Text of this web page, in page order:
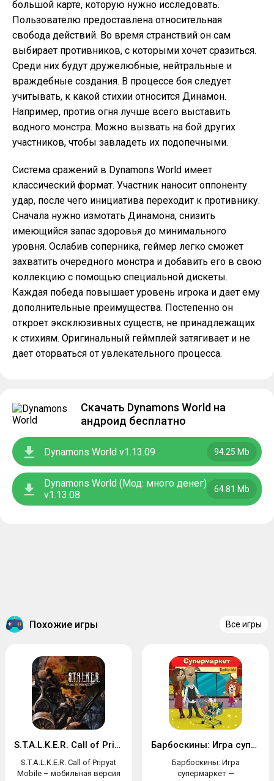
большой карте, которую нужно исследовать.
Пользователю предоставлена относительная
свобода действий. Во время странствий он сам
выбирает противников, с которыми хочет сразиться.
Среди них будут дружелюбные, нейтральные и
враждебные создания. В процессе боя следует
учитывать, к какой стихии относится Динамон.
Например, против огня лучше всего выставить
водного монстра. Можно вызвать на бой других
участников, чтобы завладеть их подопечными.
Система сражений в Dynamons World имеет
классический формат. Участник наносит оппоненту
удар, после чего инициатива переходит к противнику.
Сначала нужно измотать Динамона, снизить
имеющийся запас здоровья до минимального
уровня. Ослабив соперника, геймер легко сможет
захватить очередного монстра и добавить его в свою
коллекцию с помощью специальной дискеты.
Каждая победа повышает уровень игрока и дает ему
дополнительные преимущества. Постепенно он
откроет эксклюзивных существ, не принадлежащих
к стихиям. Оригинальный геймплей затягивает и не
дает оторваться от увлекательного процесса.
Скачать Dynamons World на
андроид бесплатно
Dynamons World v1.13.09 94.25 Mb
Dynamons World (Мод: много денег)
v1.13.08
64.81 Mb
Похожие игры Все игры
S.T.A.L.K.E.R. Call of Pripyat Mobile
S.T.A.L.K.E.R. Call of Pripyat
Mobile – мобильная версия
Барбоскины: Игра супермаркет
Барбоскины: Игра
супермаркет —